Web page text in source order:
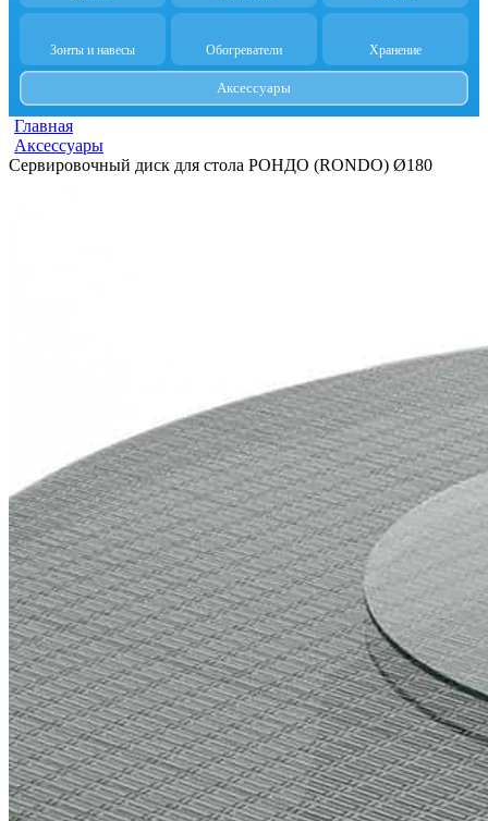
Зонты и навесы Обогреватели Хранение
Аксессуары
Главная
Аксессуары
Сервировочный диск для стола РОНДО (RONDO) Ø180